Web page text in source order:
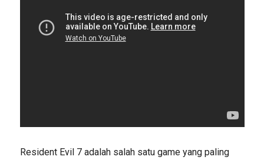
Resident Evil 7 adalah salah satu game yang paling